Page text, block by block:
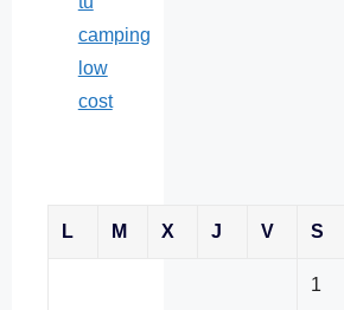
camping
low
cost
L M X J V S
1